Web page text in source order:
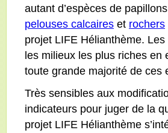
autant d’espèces de
pelouses calcaires et rochers
projet LIFE Hélianthème.
les milieux les plus riches
toute grande majorité de ces
Très sensibles aux
indicateurs pour juger de la
projet LIFE Hélianthème